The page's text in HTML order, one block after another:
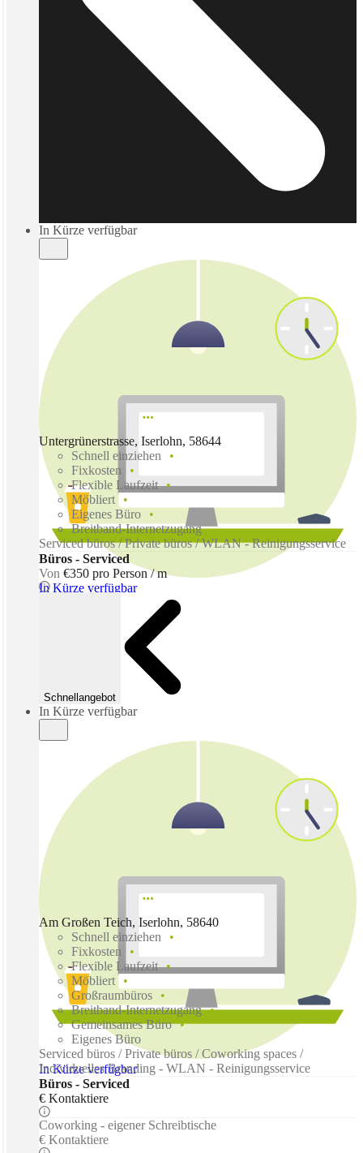
In Kürze verfügbar
In Kürze verfügbar
Untergrünerstrasse, Iserlohn, 58644
Schnell einziehen
Fixkosten
Flexible Laufzeit
Möbliert
Eigenes Büro
Breitband-Internetzugang
Serviced büros / Private büros / WLAN - Reinigungsservice
Büros - Serviced
Von €350 pro Person / m
Schnellangebot
In Kürze verfügbar
In Kürze verfügbar
Am Großen Teich, Iserlohn, 58640
Schnell einziehen
Fixkosten
Flexible Laufzeit
Möbliert
Großraumbüros
Breitband-Internetzugang
Gemeinsames Büro
Eigenes Büro
Serviced büros / Private büros / Coworking spaces /
Individuelles Branding - WLAN - Reinigungsservice
Büros - Serviced
€ Kontaktiere
Coworking - eigener Schreibtische
€ Kontaktiere